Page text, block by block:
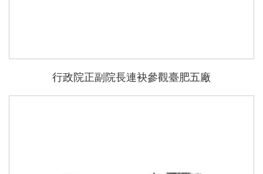
行政院正副院長連袂參觀臺肥五廠